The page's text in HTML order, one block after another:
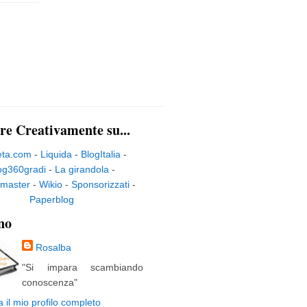
Creativamente su...
- Liquida - BlogItalia -
- La girandola -
- Wikio- Sponsorizzati-
Paperblog
Rosalba
"Si impara scambiando
conoscenza"
il mio profilo completo